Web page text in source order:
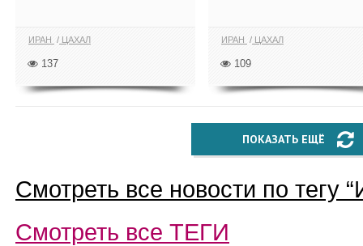
ИРАН ЦАХАЛ
137
ИРАН ЦАХАЛ
109
ПОКАЗАТЬ ЕЩЁ
Смотреть все новости по тегу “
Смотреть все ТЕГИ